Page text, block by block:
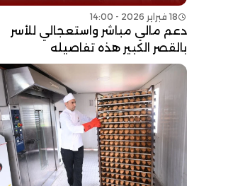
18 فبراير 2026 - 14:00
دعم مالي مباشر واستعجالي للأسر
بالقصر الكبير هذه تفاصيله